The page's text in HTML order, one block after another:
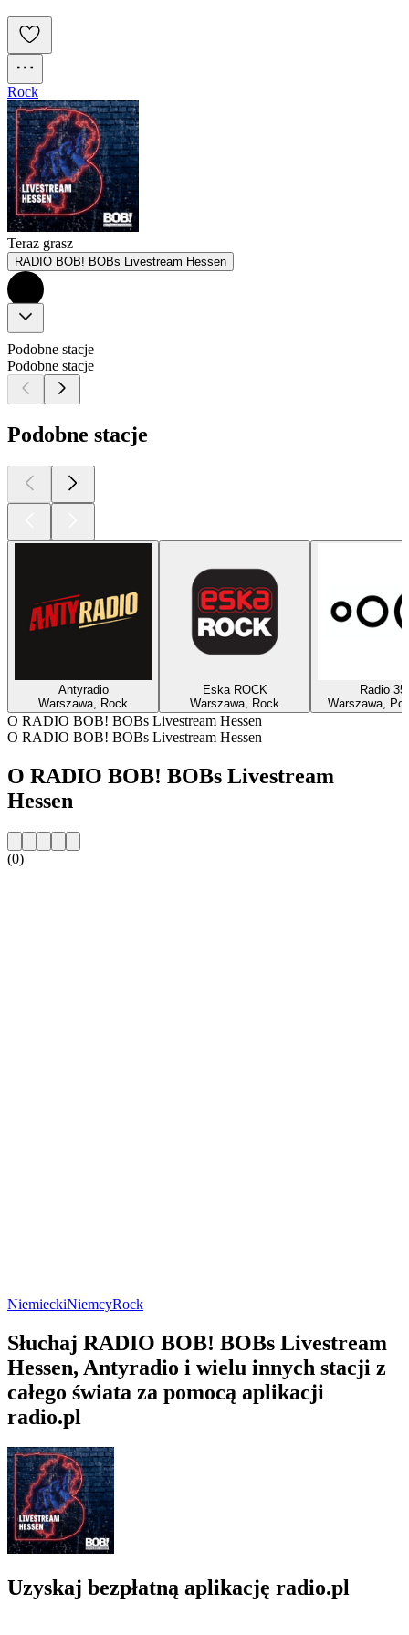
Rock
Teraz grasz
RADIO BOB! BOBs Livestream Hessen
Podobne stacje
Podobne stacje
Podobne stacje
Antyradio
Warszawa, Rock
Eska ROCK
Warszawa, Rock
Radio
Warszawa,
O RADIO BOB! BOBs Livestream Hessen
O RADIO BOB! BOBs Livestream Hessen
O RADIO BOB! BOBs Livestream
Hessen
(0)
NiemieckiNiemcyRock
Słuchaj RADIO BOB! BOBs Livestream
Hessen, Antyradio i wielu innych stacji z
całego świata za pomocą aplikacji
radio.pl
Uzyskaj bezpłatną aplikację radio.pl